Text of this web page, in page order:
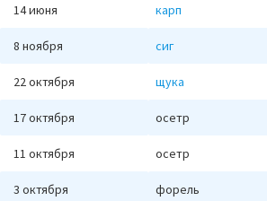
14 июня карп
8 ноября сиг
22 октября щука
17 октября осетр
11 октября осетр
3 октября форель